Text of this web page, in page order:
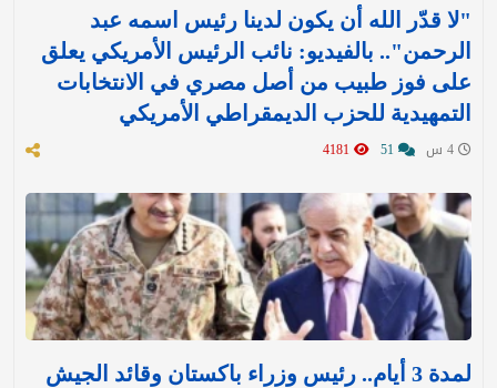
"لا قدّر الله أن يكون لدينا رئيس اسمه عبد
الرحمن".. بالفيديو: نائب الرئيس الأمريكي يعلق
على فوز طبيب من أصل مصري في الانتخابات
التمهيدية للحزب الديمقراطي الأمريكي
لمدة 3 أيام.. رئيس وزراء باكستان وقائد الجيش